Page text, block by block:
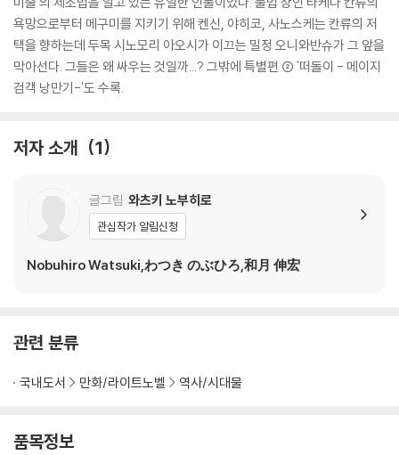
욕망으로부터 메구미를 지키기 위해 켄신, 야히코, 사노스케는 칸류의 저
택을 향하는데 두목 시노모리 아오시가 이끄는 밀정 오니와반슈가 그 앞을
막아선다. 그들은 왜 싸우는 것일까...? 그밖에 특별편 ② '떠돌이 - 메이지
검객 낭만기-'도 수록.
저자 소개 1
글그림 와츠키 노부히로
관심작가 알림신청
Nobuhiro Watsuki,わつき のぶひろ,和月 伸宏
관련 분류
국내도서 만화/라이트노벨 역사/시대물
품목정보